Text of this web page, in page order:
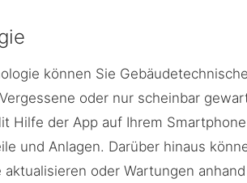
können Sie
oder nur scheinbar
Hilfe der App auf Ihrem
und Anlagen. Darüber hinaus
oder Wartungen